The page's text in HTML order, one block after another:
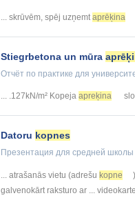
... skrūvēm, spēj uzņemt aprēķina
Stiegrbetona un mūra
Отчёт по практике для
... .127kN/m² Kopeja apreķina
Datoru kopnes
Презентация для средней школы
... atrašanās vietu (adrešu kopne
galvenokārt raksturo ar ...